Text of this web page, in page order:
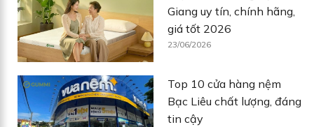
Giang uy tín, chính hãng,
giá tốt 2026
23/06/2026
Top 10 cửa hàng nệm
Bạc Liêu chất lượng, đáng
tin cậy